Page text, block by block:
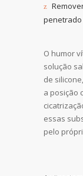
penetrado
O humor
solução
de
a posição
essas
pelo